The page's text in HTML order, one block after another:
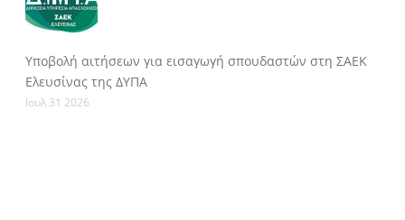
Υποβολή αιτήσεων για εισαγωγή σπουδαστών στη ΣΑΕΚ
Ελευσίνας της ΔΥΠΑ
Ιουλ 31 2026